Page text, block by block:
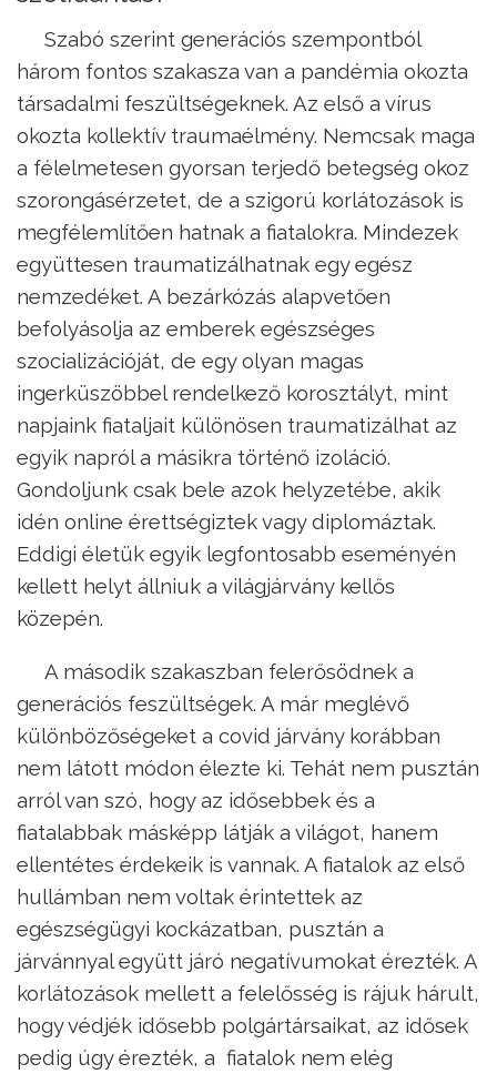
Szabó szerint generációs szempontból
három fontos szakasza van a pandémia okozta
társadalmi feszültségeknek. Az első a vírus
okozta kollektív traumaélmény. Nemcsak maga
a félelmetesen gyorsan terjedő betegség okoz
szorongásérzetet, de a szigorú korlátozások is
megfélemlítően hatnak a fiatalokra. Mindezek
együttesen traumatizálhatnak egy egész
nemzedéket. A bezárkózás alapvetően
befolyásolja az emberek egészséges
szocializációját, de egy olyan magas
ingerküszöbbel rendelkező korosztályt, mint
napjaink fiataljait különösen traumatizálhat az
egyik napról a másikra történő izoláció.
Gondoljunk csak bele azok helyzetébe, akik
idén online érettségiztek vagy diplomáztak.
Eddigi életük egyik legfontosabb eseményén
kellett helyt állniuk a világjárvány kellős
közepén.
A második szakaszban felerősödnek a
generációs feszültségek. A már meglévő
különbözőségeket a covid járvány korábban
nem látott módon élezte ki. Tehát nem pusztán
arról van szó, hogy az idősebbek és a
fiatalabbak másképp látják a világot, hanem
ellentétes érdekeik is vannak. A fiatalok az első
hullámban nem voltak érintettek az
egészségügyi kockázatban, pusztán a
járvánnyal együtt járó negatívumokat érezték. A
korlátozások mellett a felelősség is rájuk hárult,
hogy védjék idősebb polgártársaikat, az idősek
pedig úgy érezték, a fiatalok nem elég